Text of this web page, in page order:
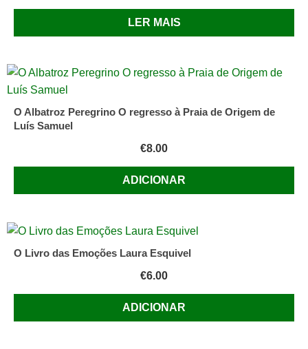
LER MAIS
O Albatroz Peregrino O regresso à Praia de Origem de
Luís Samuel
€8.00
ADICIONAR
O Livro das Emoções Laura Esquivel
€6.00
ADICIONAR